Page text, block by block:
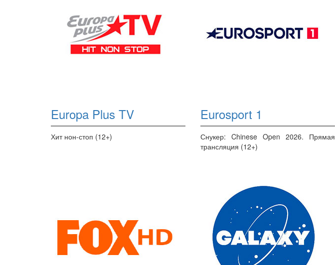
Europa Plus TV
Хит нон-стоп (12+)
Eurosport 1
Снукер: Chinese Open 2026. Прямая
трансляция (12+)